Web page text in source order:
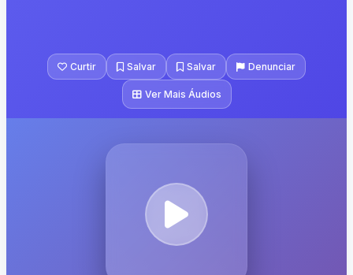
Curtir Salvar Salvar Denunciar
Ver Mais Áudios